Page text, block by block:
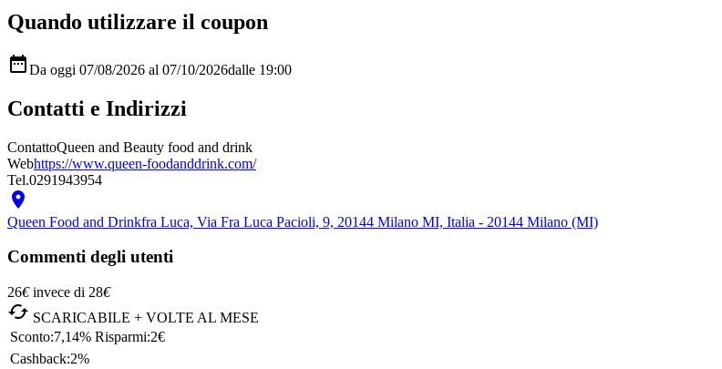
Quando utilizzare il coupon
Da oggi 07/08/2026 al 07/10/2026dalle 19:00
Contatti e Indirizzi
ContattoQueen and Beauty food and drink
Webhttps://www.queen-foodanddrink.com/
Tel.0291943954

Queen Food and Drinkfra Luca, Via Fra Luca Pacioli, 9, 20144 Milano MI, Italia - 20144 Milano (MI)
Commenti degli utenti
26€ invece di 28€
 SCARICABILE + VOLTE AL MESE
Sconto:7,14% Risparmi:2€
Cashback:2%